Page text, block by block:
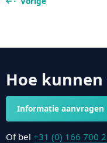
Hoe
Informatie aanvragen
Of bel +31 (0) 166 700